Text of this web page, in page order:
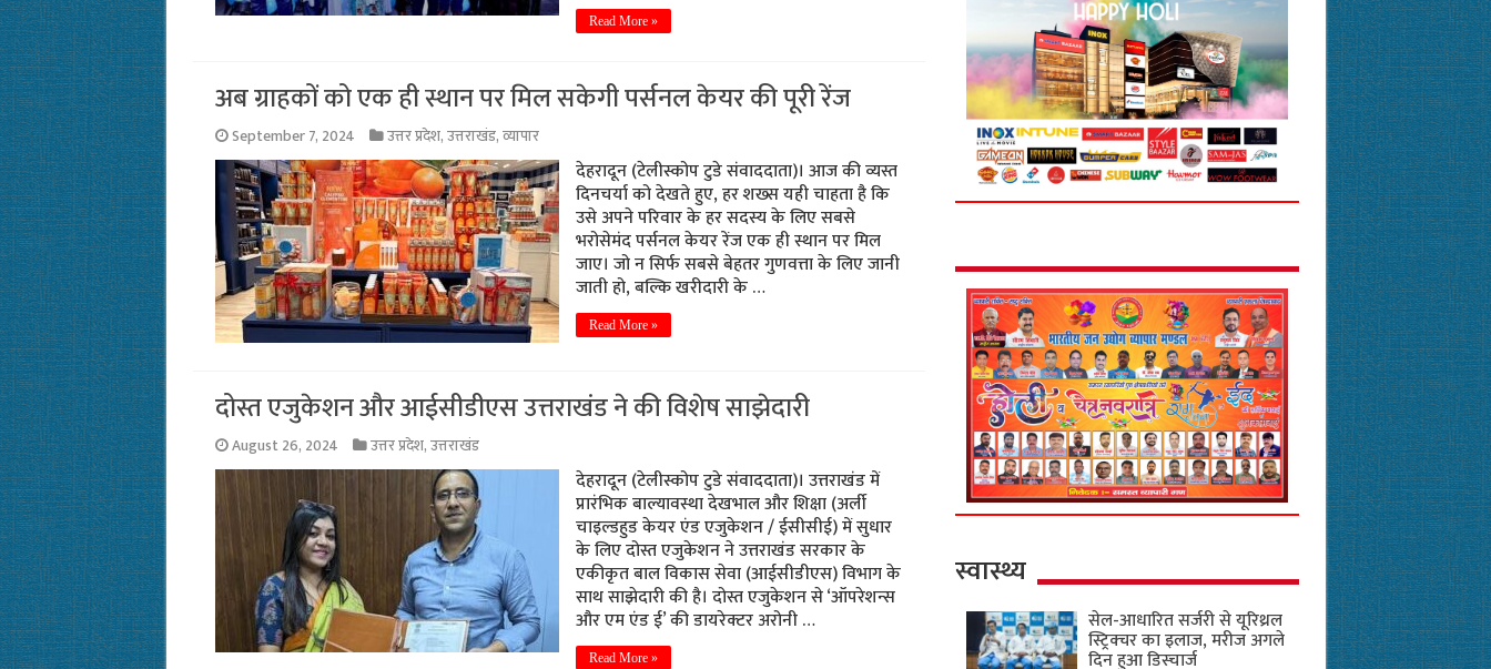
Read More »
अब ग्राहकों को एक ही स्थान पर मिल सकेगी पर्सनल केयर की पूरी रेंज
September 7, 2024 उत्तर प्रदेश,उत्तराखंड,व्यापार
देहरादून (टेलीस्कोप टुडे संवाददाता)। आज की व्यस्त
दिनचर्या को देखते हुए, हर शख्स यही चाहता है कि
उसे अपने परिवार के हर सदस्य के लिए सबसे
भरोसेमंद पर्सनल केयर रेंज एक ही स्थान पर मिल
जाए। जो न सिर्फ सबसे बेहतर गुणवत्ता के लिए जानी
जाती हो, बल्कि खरीदारी के …
Read More »
दोस्त एजुकेशन और आईसीडीएस उत्तराखंड ने की विशेष साझेदारी
August 26, 2024 उत्तर प्रदेश,उत्तराखंड
देहरादून (टेलीस्कोप टुडे संवाददाता)। उत्तराखंड में
प्रारंभिक बाल्यावस्था देखभाल और शिक्षा (अर्ली
चाइल्डहुड केयर एंड एजुकेशन / ईसीसीई) में सुधार
के लिए दोस्त एजुकेशन ने उत्तराखंड सरकार के
एकीकृत बाल विकास सेवा (आईसीडीएस) विभाग के
साथ साझेदारी की है। दोस्त एजुकेशन से ‘ऑपरेशन्स
और एम एंड ई’ की डायरेक्टर अरोनी …
Read More »
स्वास्थ्य
सेल-आधारित सर्जरी से यूरिथ्रल
स्ट्रिक्चर का इलाज, मरीज अगले
दिन हुआ डिस्चार्ज